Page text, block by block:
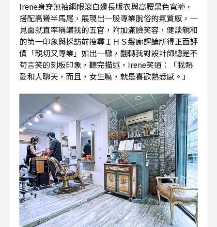
Irene身穿無袖網眼滾白邊長版衣與高腰黑色寬褲，
搭配高聳半馬尾，展現出一股專業脫俗的氣質感，一
見面就直率稱讚我的五官，附加滿臉笑容，健談親和
的第一印象與採訪前搜尋ＩＨＳ髮廊評論所得正面評
價「親切又專業」如出一轍，翻轉我對設計師總是不
苟言笑的刻板印象，聽完描述，Irene笑道：「我熱
愛和人聊天，而且，女生嘛，就是喜歡熟悉感。」